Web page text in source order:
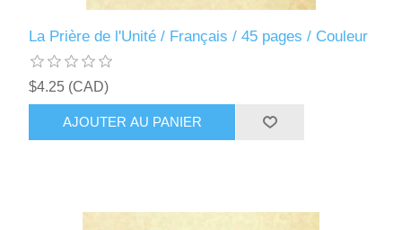
La Prière de l'Unité / Français / 45 pages / Couleur
$4.25 (CAD)
AJOUTER AU PANIER